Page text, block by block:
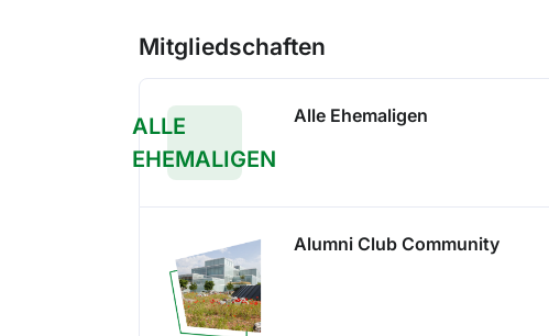
Mitgliedschaften
ALLE
EHEMALIGEN
Alle Ehemaligen
Alumni Club Community